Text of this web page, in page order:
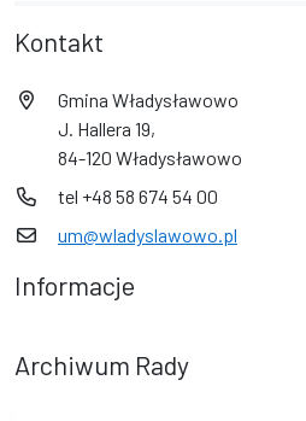
Kontakt
Gmina Władysławowo
J. Hallera 19,
84-120 Władysławowo
tel +48 58 674 54 00
um@wladyslawowo.pl
Informacje
Archiwum Rady